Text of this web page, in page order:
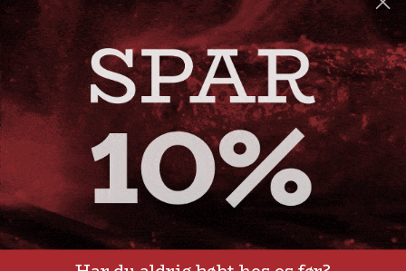
info@steak-out.dk
+45 53644030
Telefontid: man - fre kl. 10-15
GENVEJE